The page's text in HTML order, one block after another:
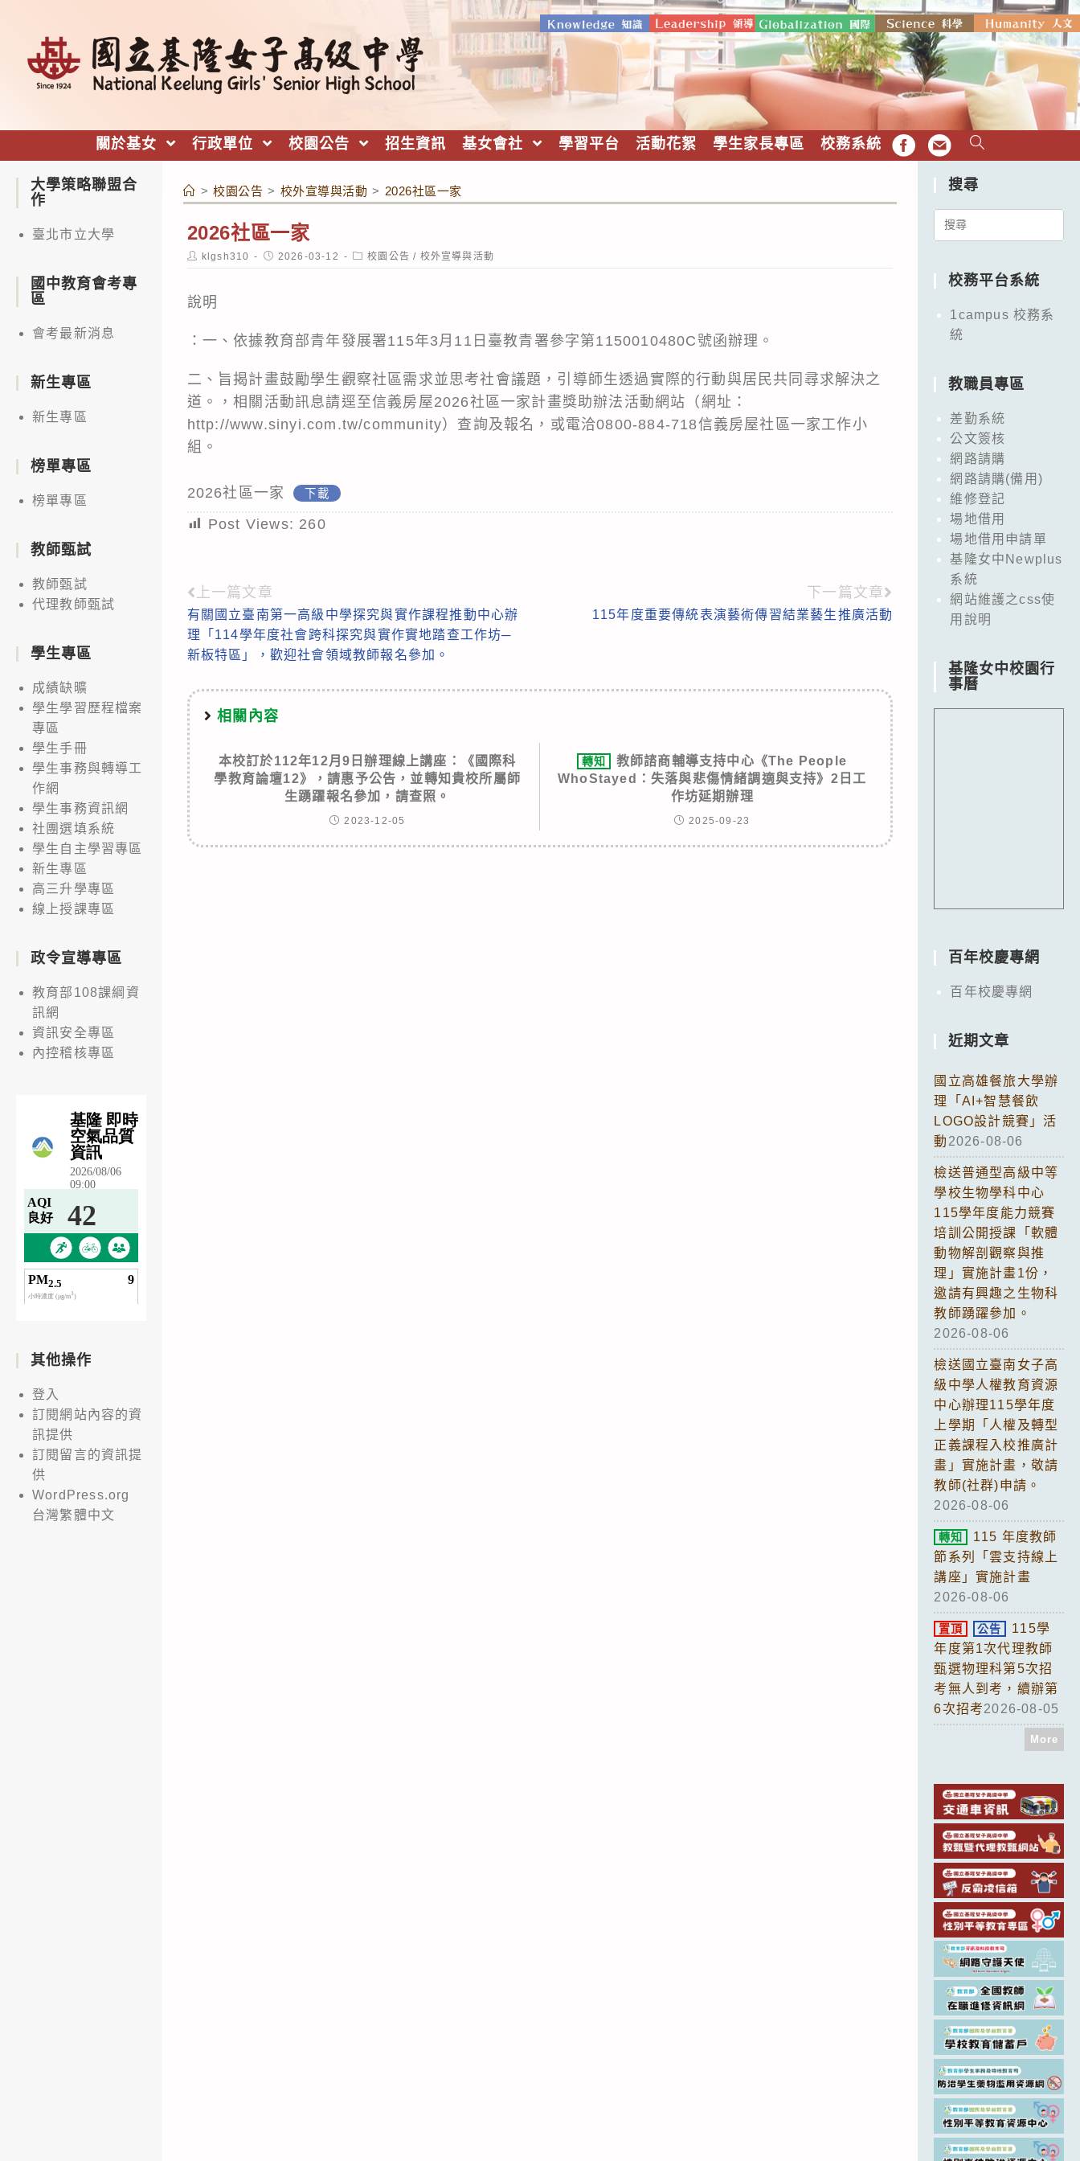
關於基女 行政單位 校園公告 招生資訊 基女會社 學習平台 活動花絮 學生家長專區 校務系統 FB EMAIL
> 校園公告 > 校外宣導與活動 > 2026社區一家
2026社區一家
Post
author:
klgsh310
Post
published:
2026-03-12
Post
category:
校園公告 / 校外宣導與活動
說明
：一、依據教育部青年發展署115年3月11日臺教青署參字第1150010480C號函辦理。
二、旨揭計畫鼓勵學生觀察社區需求並思考社會議題，引導師生透過實際的行動與居民共同尋求解決之
道。，相關活動訊息請逕至信義房屋2026社區一家計畫獎助辦法活動網站（網址：
http://www.sinyi.com.tw/community）查詢及報名，或電洽0800-884-718信義房屋社區一家工作小
組。
2026社區一家 下載
Post Views: 260
Read
more
articles
上一篇文章
有關國立臺南第一高級中學探究與實作課程推動中心辦
理「114學年度社會跨科探究與實作實地踏查工作坊─
新板特區」，歡迎社會領域教師報名參加。
下一篇文章
115年度重要傳統表演藝術傳習結業藝生推廣活動
相關內容
本校訂於112年12月9日辦理線上講座：《國際科
學教育論壇12》，請惠予公告，並轉知貴校所屬師
生踴躍報名參加，請查照。
2023-12-05
轉知
教師諮商輔導支持中心《The People
WhoStayed：失落與悲傷情緒調適與支持》2日工
作坊延期辦理
2025-09-23
大學策略聯盟合
作
臺北市立大學
國中教育會考專
區
會考最新消息
新生專區
新生專區
榜單專區
榜單專區
教師甄試
教師甄試
代理教師甄試
學生專區
成績缺曠
學生學習歷程檔案
專區
學生手冊
學生事務與轉導工
作網
學生事務資訊網
社團選填系統
學生自主學習專區
新生專區
高三升學專區
線上授課專區
政令宣導專區
教育部108課綱資
訊網
資訊安全專區
內控稽核專區
其他操作
登入
訂閱網站內容的資
訊提供
訂閱留言的資訊提
供
WordPress.org
台灣繁體中文
搜尋
Search
校務平台系統
1campus 校務系
統
教職員專區
差勤系統
公文簽核
網路請購
網路請購(備用)
維修登記
場地借用
場地借用申請單
基隆女中Newplus
系統
網站維護之css使
用說明
基隆女中校園行
事曆
百年校慶專網
百年校慶專網
近期文章
國立高雄餐旅大學辦
理「AI+智慧餐飲
LOGO設計競賽」活
動 2026-08-06
檢送普通型高級中等
學校生物學科中心
115學年度能力競賽
培訓公開授課「軟體
動物解剖觀察與推
理」實施計畫1份，
邀請有興趣之生物科
教師踴躍參加。
2026-08-06
檢送國立臺南女子高
級中學人權教育資源
中心辦理115學年度
上學期「人權及轉型
正義課程入校推廣計
畫」實施計畫，敬請
教師(社群)申請。
2026-08-06
轉知
115 年度教師
節系列「雲支持線上
講座」實施計畫
2026-08-06
置頂 公告
115學
年度第1次代理教師
甄選物理科第5次招
考無人到考，續辦第
6次招考2026-08-05
More